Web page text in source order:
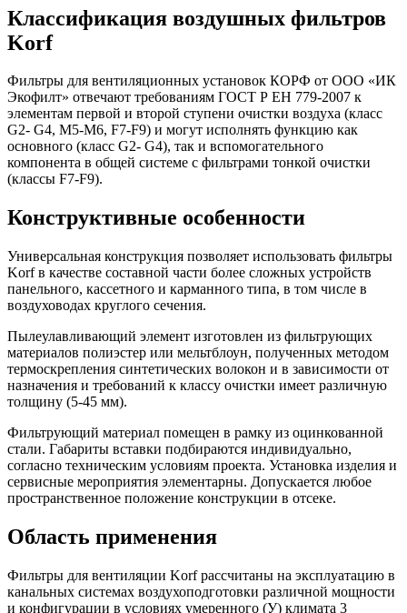
Классификация воздушных фильтров
Kоrf
Фильтры для вентиляционных установок КОРФ от ООО «ИК
Экофилт» отвечают требованиям ГОСТ Р ЕН 779-2007 к
элементам первой и второй ступени очистки воздуха (класс
G2- G4, М5-М6, F7-F9) и могут исполнять функцию как
основного (класс G2- G4), так и вспомогательного
компонента в общей системе с фильтрами тонкой очистки
(классы F7-F9).
Конструктивные особенности
Универсальная конструкция позволяет использовать фильтры
Korf в качестве составной части более сложных устройств
панельного, кассетного и карманного типа, в том числе в
воздуховодах круглого сечения.
Пылеулавливающий элемент изготовлен из фильтрующих
материалов полиэстер или мельтблоун, полученных методом
термоскрепления синтетических волокон и в зависимости от
назначения и требований к классу очистки имеет различную
толщину (5-45 мм).
Фильтрующий материал помещен в рамку из оцинкованной
стали. Габариты вставки подбираются индивидуально,
согласно техническим условиям проекта. Установка изделия и
сервисные мероприятия элементарны. Допускается любое
пространственное положение конструкции в отсеке.
Область применения
Фильтры для вентиляции Korf рассчитаны на эксплуатацию в
канальных системах воздухоподготовки различной мощности
и конфигурации в условиях умеренного (У) климата 3